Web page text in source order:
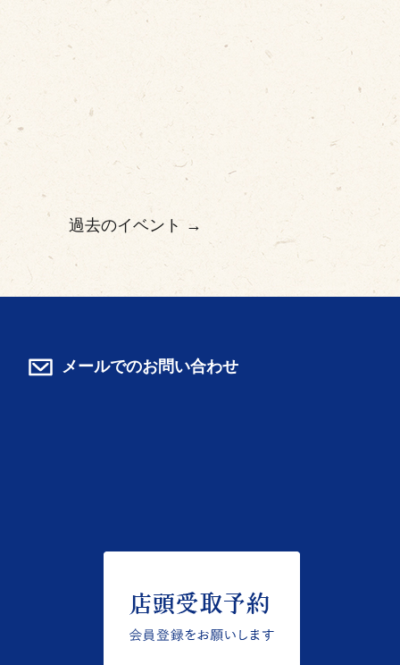
過去のイベント →
メールでのお問い合わせ